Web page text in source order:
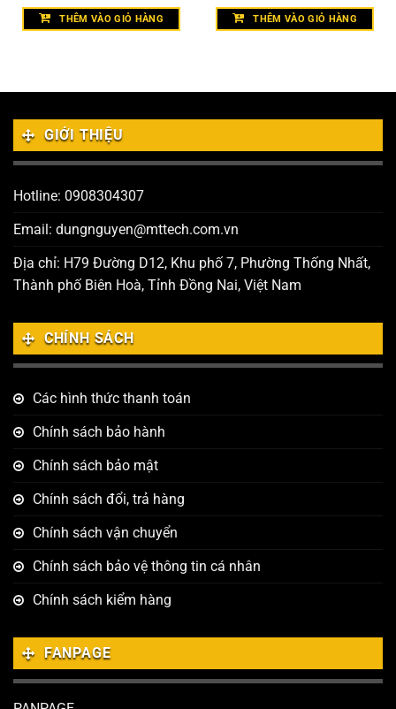
THÊM VÀO GIỎ HÀNG THÊM VÀO GIỎ HÀNG
GIỚI THIỆU
Hotline: 0908304307
Email: dungnguyen@mttech.com.vn
Địa chỉ: H79 Đường D12, Khu phố 7, Phường Thống Nhất,
Thành phố Biên Hoà, Tỉnh Đồng Nai, Việt Nam
CHÍNH SÁCH
Các hình thức thanh toán
Chính sách bảo hành
Chính sách bảo mật
Chính sách đổi, trả hàng
Chính sách vận chuyển
Chính sách bảo vệ thông tin cá nhân
Chính sách kiểm hàng
FANPAGE